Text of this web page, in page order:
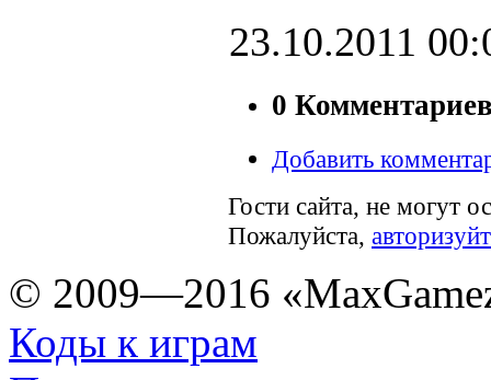
23.10.2011
0
Добавить
Гости сайта, не могут
Пожалуйста,
© 2009—2016
Коды к играм